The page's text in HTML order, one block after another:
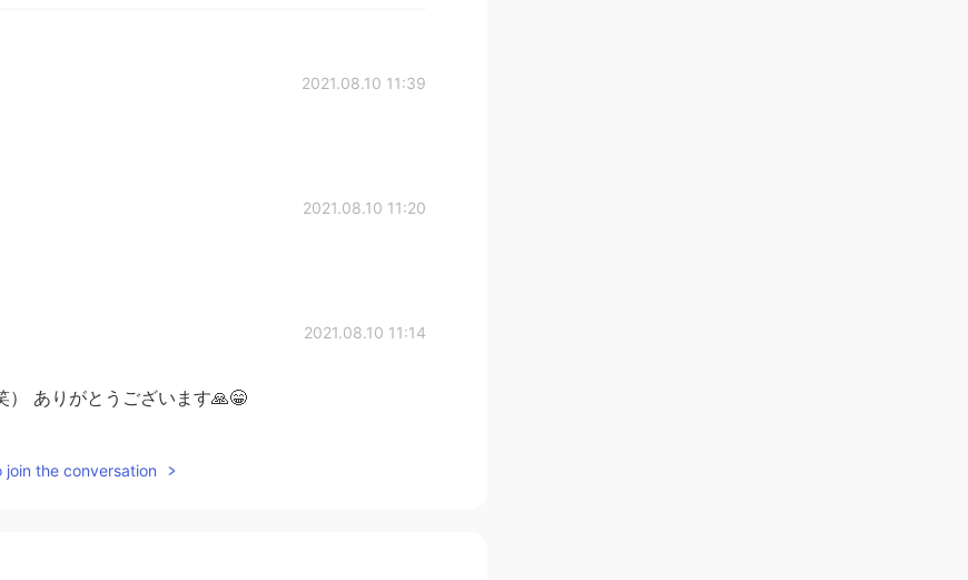
2021.08.10 11:39
2021.08.10 11:20
2021.08.10 11:14
） ありがとうございます🙏😁
join the conversation